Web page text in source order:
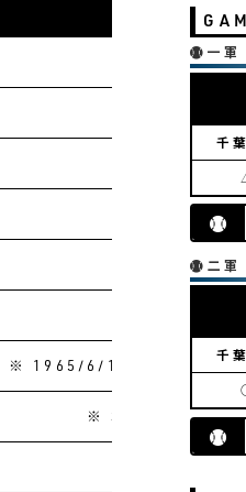
※ 1965/6/17-1965/7/1は病
※ 本堂安次監督の
一軍
千
二軍
千